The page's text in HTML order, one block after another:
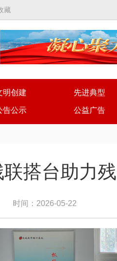
藏
明创建
告公示
先进典型
公益广告
搭台助力
时间：2026-05-22